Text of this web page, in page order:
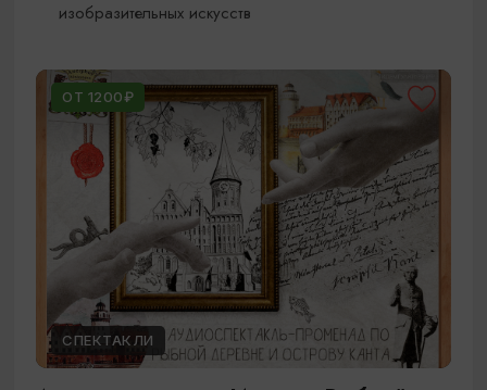
изобразительных искусств
ОТ 1200₽
СПЕКТАКЛИ